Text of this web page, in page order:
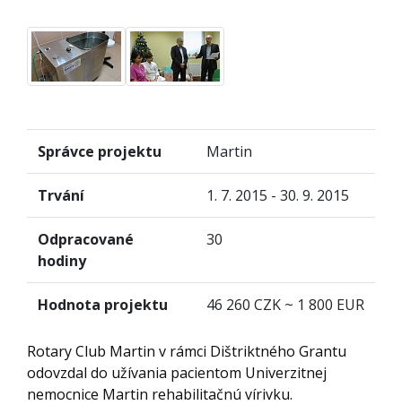
Správce projektu Martin
Trvání 1. 7. 2015 - 30. 9. 2015
Odpracované
hodiny
30
Hodnota projektu 46 260 CZK ~ 1 800 EUR
Rotary Club Martin v rámci Dištriktného Grantu
odovzdal do užívania pacientom Univerzitnej
nemocnice Martin rehabilitačnú vírivku.